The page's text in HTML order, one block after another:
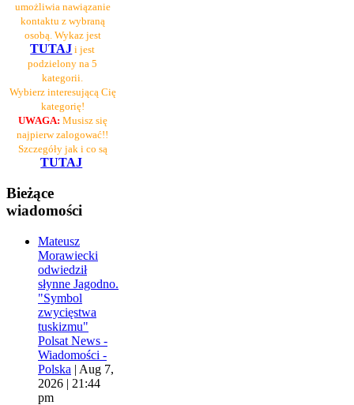
umożliwia nawiązanie
kontaktu z wybraną
osobą. Wykaz jest
TUTAJ i jest
podzielony na 5
kategorii.
Wybierz interesującą Cię
kategorię!
UWAGA: Musisz się
najpierw zalogować!!
Szczegóły jak i co są
TUTAJ
Bieżące
wiadomości
Mateusz
Morawiecki
odwiedził
słynne Jagodno.
"Symbol
zwycięstwa
tuskizmu"
Polsat News -
Wiadomości -
Polska | Aug 7,
2026 | 21:44
pm